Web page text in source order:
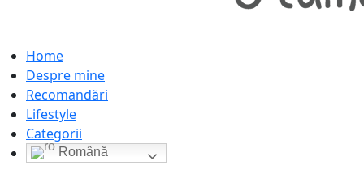
Home
Despre mine
Recomandări
Lifestyle
Categorii
Română